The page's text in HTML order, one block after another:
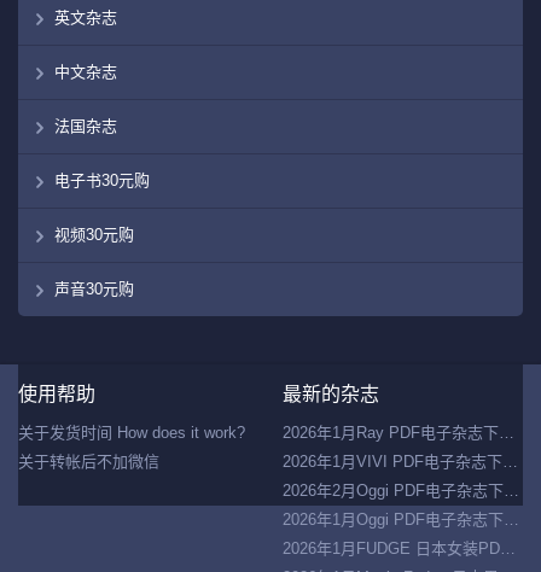
英文杂志
中文杂志
法国杂志
电子书30元购
视频30元购
声音30元购
使用帮助
关于发货时间 How does it work?
关于转帐后不加微信
最新的杂志